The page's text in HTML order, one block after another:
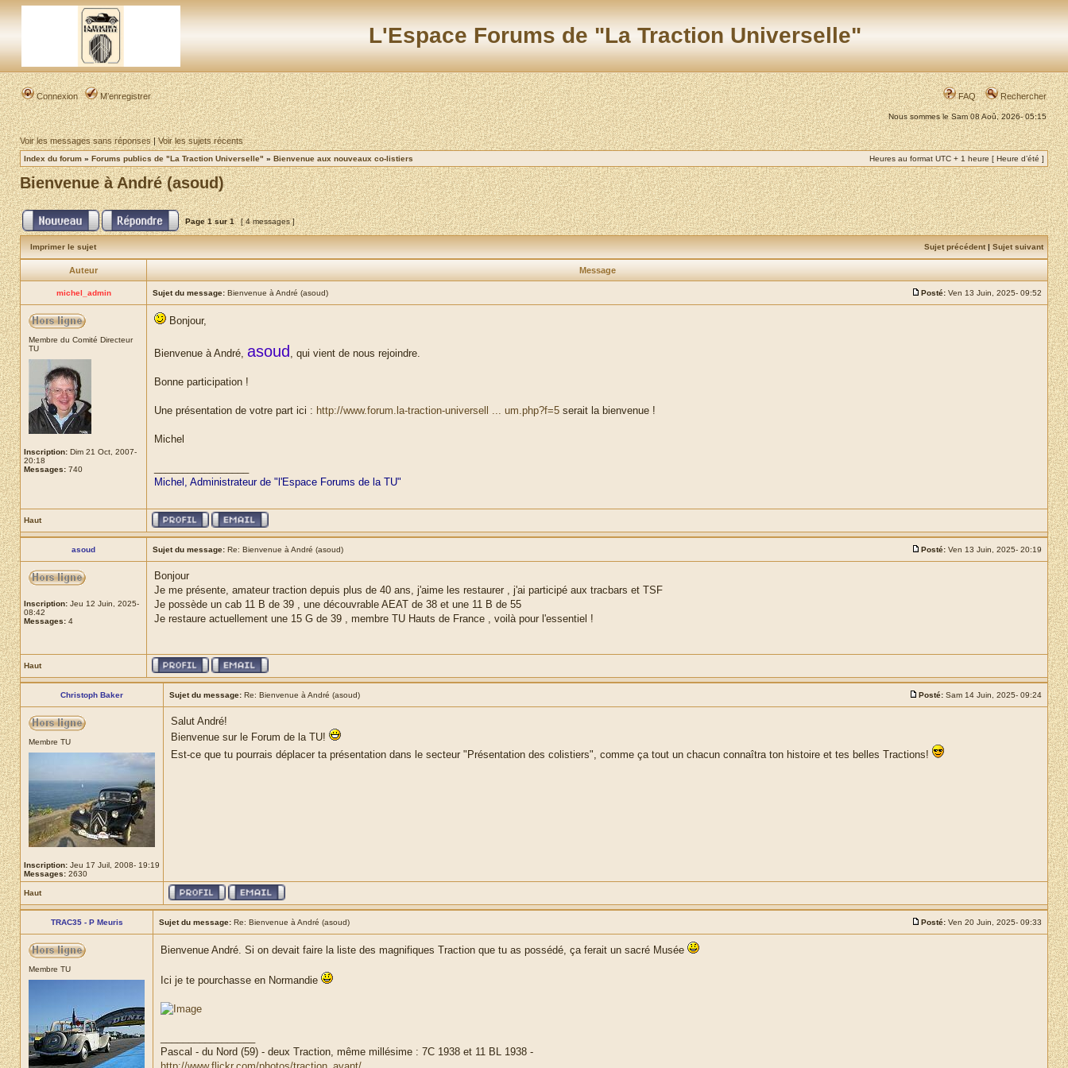
L'Espace Forums de "La Traction Universelle"
Connexion M’enregistrer FAQ Rechercher
Nous sommes le Sam 08 Aoû, 2026- 05:15
Voir les messages sans réponses|Voir les sujets récents
Index du forum » Forums publics de "La Traction Universelle" » Bienvenue aux nouveaux co-listiers Heures au format UTC + 1 heure [ Heure d’été ]
Bienvenue à André (asoud)
Page1sur1 [ 4 messages ]
Imprimer le sujet Sujet précédent| Sujet suivant
Auteur Message
michel_admin Sujet du message: Bienvenue à André (asoud) Posté: Ven 13 Juin, 2025- 09:52
Membre du Comité Directeur
TU
Inscription: Dim 21 Oct, 2007-
20:18
Messages: 740
Bonjour,
Bienvenue à André, asoud , qui vient de nous rejoindre.
Bonne participation !
Une présentation de votre part ici : http://www.forum.la-traction-universell ... um.php?f=5 serait la bienvenue !
Michel
Michel, Administrateur de "l'Espace Forums de la TU"
Haut
asoud Sujet du message: Re: Bienvenue à André (asoud) Posté: Ven 13 Juin, 2025- 20:19
Inscription: Jeu 12 Juin, 2025-
08:42
Messages: 4
Bonjour
Je me présente, amateur traction depuis plus de 40 ans, j'aime les restaurer , j'ai participé aux tracbars et TSF
Je possède un cab 11 B de 39 , une découvrable AEAT de 38 et une 11 B de 55
Je restaure actuellement une 15 G de 39 , membre TU Hauts de France , voilà pour l'essentiel !
Haut
Christoph Baker Sujet du message: Re: Bienvenue à André (asoud) Posté: Sam 14 Juin, 2025- 09:24
Membre TU
Inscription: Jeu 17 Juil, 2008- 19:19
Messages: 2630
Salut André!
Bienvenue sur le Forum de la TU!
Est-ce que tu pourrais déplacer ta présentation dans le secteur "Présentation des colistiers", comme ça tout un chacun connaîtra ton histoire et tes belles Tractions!
Haut
TRAC35 - P Meuris Sujet du message: Re: Bienvenue à André (asoud) Posté: Ven 20 Juin, 2025- 09:33
Membre TU
Bienvenue André. Si on devait faire la liste des magnifiques Traction que tu as possédé, ça ferait un sacré Musée
Ici je te pourchasse en Normandie
Pascal - du Nord (59) - deux Traction, même millésime : 7C 1938 et 11 BL 1938 -